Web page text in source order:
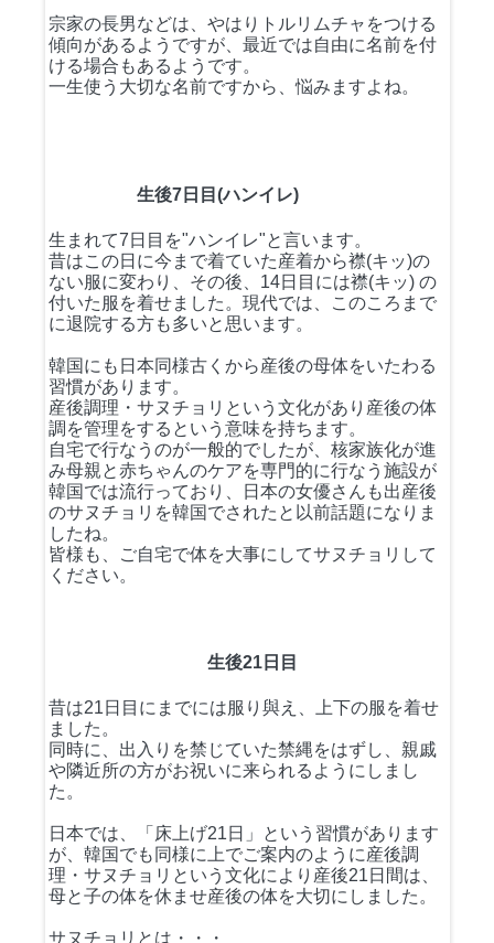
宗家の長男などは、やはりトルリムチャをつける
傾向があるようですが、最近では自由に名前を付
ける場合もあるようです。
一生使う大切な名前ですから、悩みますよね。
生後7日目(ハンイレ)
生まれて7日目を"ハンイレ"と言います。
昔はこの日に今まで着ていた産着から襟(キッ)の
ない服に変わり、その後、14日目には襟(キッ) の
付いた服を着せました。現代では、このころまで
に退院する方も多いと思います。
韓国にも日本同様古くから産後の母体をいたわる
習慣があります。
産後調理・サヌチョリという文化があり産後の体
調を管理をするという意味を持ちます。
自宅で行なうのが一般的でしたが、核家族化が進
み母親と赤ちゃんのケアを専門的に行なう施設が
韓国では流行っており、日本の女優さんも出産後
のサヌチョリを韓国でされたと以前話題になりま
したね。
皆様も、ご自宅で体を大事にしてサヌチョリして
ください。
生後21日目
昔は21日目にまでには服り與え、上下の服を着せ
ました。
同時に、出入りを禁じていた禁縄をはずし、親戚
や隣近所の方がお祝いに来られるようにしまし
た。
日本では、「床上げ21日」という習慣があります
が、韓国でも同様に上でご案内のように産後調
理・サヌチョリという文化により産後21日間は、
母と子の体を休ませ産後の体を大切にしました。
サヌチョリとは・・・